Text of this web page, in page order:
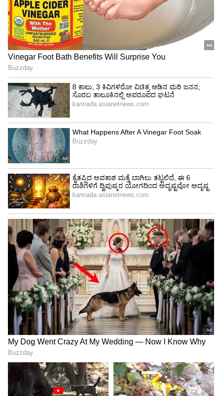
ಪಾಕ್‌ ಅಂಡರ್ 23 ಏಷ್ಯಾಕಪ್ ಗೆದ್ದ ಬೆನ್ನಲ್ಲೇ ಪಠಾಣ್
ಟ್ರೋಲ್‌; ಇರ್ಫಾನ್ ಒಂದೇ ಟ್ವೀಟ್‌ಗೆ ಟ್ರೋಲರ್ಸ್‌
ಸೈಲೆಂಟ್..!
ಐಸಿಸಿ ಏಕದಿನ ವಿಶ್ವಕಪ್ ಟೂರ್ನಿಯು ಅಕ್ಟೋಬರ್ 05ರಿಂದ
ನವೆಂಬರ್ 19ರವರೆಗೆ ಭಾರತ 10 ಸ್ಟೇಡಿಯಂನಲ್ಲಿ
ಪಂದ್ಯಾಟಗಳು ನಡೆಯಲಿವೆ. ಅಕ್ಟೋಬರ್ 05ರಂದು
ಅಹಮದಾಬಾದ್‌ನ ನರೇಂದ್ರ ಮೋದಿ ಸ್ಟೇಡಿಯಂನಲ್ಲಿ
ನಡೆಯಲಿರುವ ಉದ್ವಾಟನಾ ಪಂದ್ಯದಲ್ಲಿ ಹಾಲಿ ಚಾಂಪಿಯನ್‌
ಇಂಗ್ಲೆಂಡ್ ಹಾಗೂ ರನ್ನರ್ ಅಪ್‌ ನ್ಯೂಜಿಲೆಂಡ್ ತಂಡಗಳು
ಮುಖಾಮುಖಿಯಾಗುವ ಮೂಲಕ ಟೂರ್ನಿಗೆ ಚಾಲನೆ ಸಿಗಲಿದೆ.
ಇನ್ನು ರೋಹಿತ್ ಶರ್ಮಾ ನೇತೃತ್ವದ ಟೀಂ ಇಂಡಿಯಾ,
ಅಕ್ಟೋಬರ್ 08ರಂದು ಚೆನ್ನೈನಲ್ಲಿ ಆಸ್ಟ್ರೇಲಿಯಾ ವಿರುದ್ದ
ಕಣಕ್ಕಿಳಿಯುವ ಮೂಲಕ ವಿಶ್ವಕಪ್ ಟೂರ್ನಿಯಲ್ಲಿ ತನ್ನ
ಅಭಿಯಾನ ಆರಂಭಿಸಲಿದೆ.